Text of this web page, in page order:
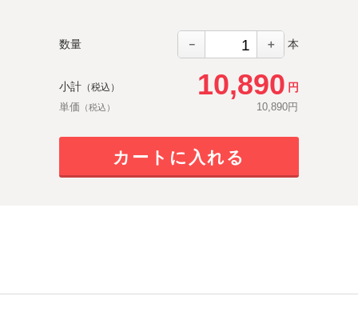
数量 － ＋ 本
小計 （税込） 10,890 円
単価 （税込） 10,890円
カートに入れる